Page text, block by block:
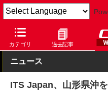
カテゴリ 過去記事
Car Watch 技術 安全 そ
ニュース
ITS Japan、山形県沖